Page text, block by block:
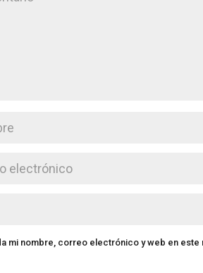
mi nombre, correo electrónico y web en